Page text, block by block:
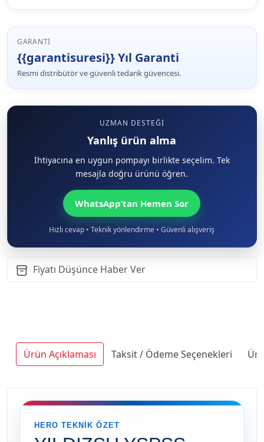
GARANTI
{{garantisuresi}} Yıl Garanti
Resmi distribütör ve güvenli tedarik güvencesi.
UZMAN DESTEĞI
Yanlış ürün alma
İhtiyacına en uygun pompayı birlikte seçelim. Tek
mesajla doğru ürünü öğren.
WhatsApp’tan Hemen Sor
Hızlı cevap • Teknik yönlendirme • Güvenli alışveriş
Fiyatı Düşünce Haber Ver
Ürün Açıklaması Taksit / Ödeme Seçenekleri
HERO TEKNIK ÖZET